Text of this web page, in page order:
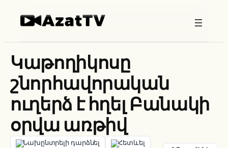
Կաթողիկոսը
շնորհավորական
ուղերձ է հղել Բանակի
օրվա առթիվ
Նախընտրելի դարձնել
Հետևել